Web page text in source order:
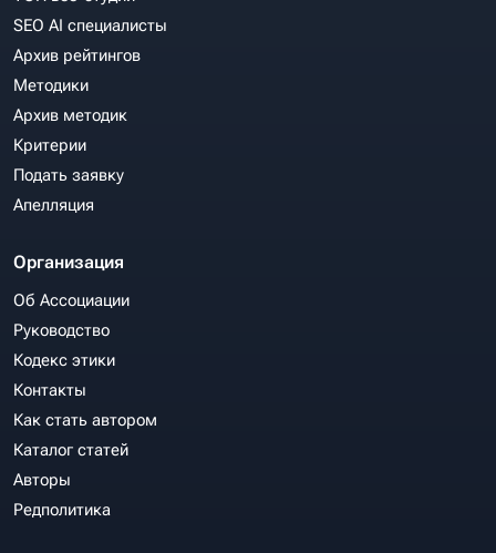
SEO AI специалисты
Архив рейтингов
Методики
Архив методик
Критерии
Подать заявку
Апелляция
Организация
Об Ассоциации
Руководство
Кодекс этики
Контакты
Как стать автором
Каталог статей
Авторы
Редполитика